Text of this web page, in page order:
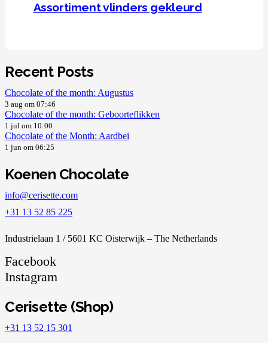
Assortiment vlinders gekleurd
Recent Posts
Chocolate of the month: Augustus
3 aug om 07:46
Chocolate of the month: Geboorteflikken
1 jul om 10:00
Chocolate of the Month: Aardbei
1 jun om 06:25
Koenen Chocolate
info@cerisette.com
+31 13 52 85 225
Industrielaan 1 / 5601 KC Oisterwijk – The Netherlands
Facebook
Instagram
Cerisette (Shop)
+31 13 52 15 301